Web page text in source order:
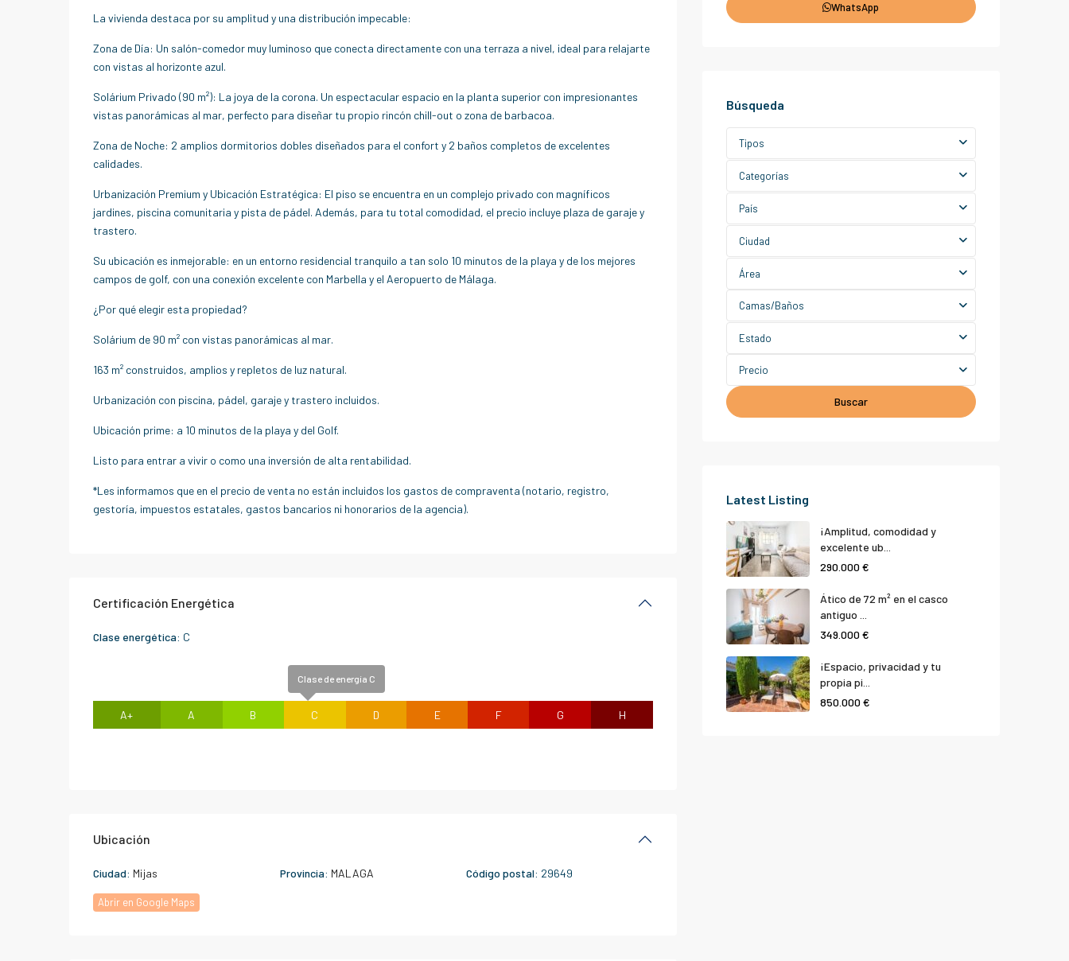
La vivienda destaca por su amplitud y una distribución impecable:
Zona de Día: Un salón-comedor muy luminoso que conecta directamente con una terraza a nivel, ideal para relajarte
con vistas al horizonte azul.
Solárium Privado (90 m²): La joya de la corona. Un espectacular espacio en la planta superior con impresionantes
vistas panorámicas al mar, perfecto para diseñar tu propio rincón chill-out o zona de barbacoa.
Zona de Noche: 2 amplios dormitorios dobles diseñados para el confort y 2 baños completos de excelentes
calidades.
Urbanización Premium y Ubicación Estratégica: El piso se encuentra en un complejo privado con magníficos
jardines, piscina comunitaria y pista de pádel. Además, para tu total comodidad, el precio incluye plaza de garaje y
trastero.
Su ubicación es inmejorable: en un entorno residencial tranquilo a tan solo 10 minutos de la playa y de los mejores
campos de golf, con una conexión excelente con Marbella y el Aeropuerto de Málaga.
¿Por qué elegir esta propiedad?
Solárium de 90 m² con vistas panorámicas al mar.
163 m² construidos, amplios y repletos de luz natural.
Urbanización con piscina, pádel, garaje y trastero incluidos.
Ubicación prime: a 10 minutos de la playa y del Golf.
Listo para entrar a vivir o como una inversión de alta rentabilidad.
*Les informamos que en el precio de venta no están incluidos los gastos de compraventa (notario, registro,
gestoría, impuestos estatales, gastos bancarios ni honorarios de la agencia).
Certificación Energética
Clase energética: C
A+ A B
Clase de energía C
C D E F G H
Ubicación
Ciudad: Mijas Provincia: MALAGA Código postal: 29649
Abrir en Google Maps
WhatsApp
Búsqueda
Tipos
Categorías
País
Ciudad
Área
Camas/Baños
Estado
Precio
Buscar
Latest Listing
¡Amplitud, comodidad y
excelente ub...
290.000 €
Ático de 72 m² en el casco
antiguo ...
349.000 €
¡Espacio, privacidad y tu
propia pi...
850.000 €